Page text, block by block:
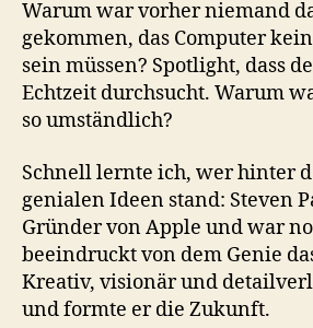
Warum war vorher niemand
gekommen, das Computer
sein müssen? Spotlight, dass
Echtzeit durchsucht. Warum
so umständlich?
Schnell lernte ich, wer hinter
genialen Ideen stand: Steven
Gründer von Apple und war
beeindruckt von dem Genie
Kreativ, visionär und
und formte er die Zukunft.